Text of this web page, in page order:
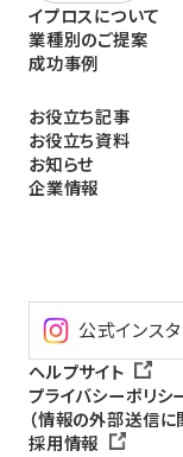
イプロスについて
業種別のご提案
成功事例
お役立ち記事
お役立ち資料
お知らせ
企業情報
公式インス
ヘルプサイト
プライバシーポリシ
（情報の外部送信に
採用情報